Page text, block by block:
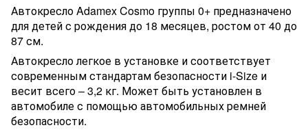
Автокресло Adamex Cosmo группы 0+ предназначено
для детей с рождения до 18 месяцев, ростом от 40 до
87 см.
Автокресло легкое в установке и соответствует
современным стандартам безопасности i-Size и
весит всего – 3,2 кг. Может быть установлен в
автомобиле с помощью автомобильных ремней
безопасности.